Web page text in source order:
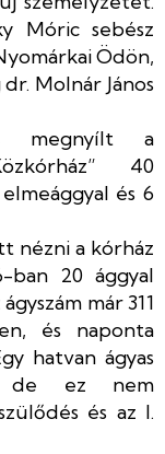
Móric sebész
Ödön,
Molnár János
megnyílt a
40
és 6
nézni a kórház
ban 20 ággyal
már 311
és naponta
hatvan ágyas
de ez nem
és az I.